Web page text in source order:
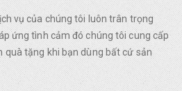
vụ của chúng tôi luôn trân trọng
ứng tình cảm đó chúng tôi cung cấp
quà tặng khi bạn dùng bất cứ sản